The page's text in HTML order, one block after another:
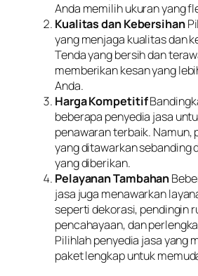
Anda memilih ukuran yang
Kualitas dan Kebersihan
yang menjaga kualitas dan
Tenda yang bersih dan
memberikan kesan yang
Anda.
Harga Kompetitif
beberapa penyedia jasa
penawaran terbaik. Namun,
yang ditawarkan sebanding
yang diberikan.
Pelayanan Tambahan
jasa juga menawarkan
seperti dekorasi, pendingin
pencahayaan, dan
Pilihlah penyedia jasa yang
paket lengkap untuk